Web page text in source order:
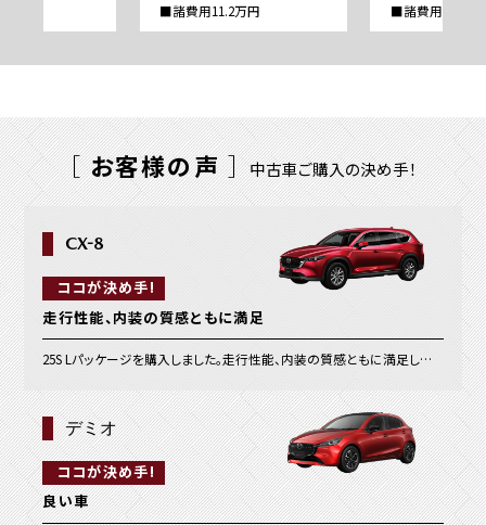
■諸費用11.2万円
■諸費用11.1万
［お客様の声］ 中古車ご購入の決め手！
CX-8
ココが決め手!
走行性能、内装の質感ともに満足
25S Lパッケージを購入しました。走行性能、内装の質感ともに満足しています。市街地メインを通勤で使っていますので、通勤使用での燃費はあまり良くありません(リッター8キロ程度)。高速道路では燃費は伸び、13～14キロは出ていました。レーダークルーズコントロールはとても便利で高速道路の運転が楽です。エンジンはターボではありませんが、パワー不足は感じず、自分には十分と感じます。…
デミオ
ココが決め手!
良い車